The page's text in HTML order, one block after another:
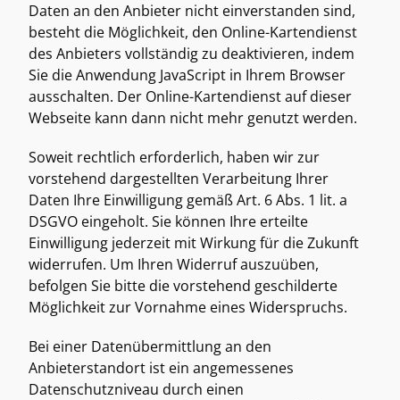
Daten an den Anbieter nicht einverstanden sind,
besteht die Möglichkeit, den Online-Kartendienst
des Anbieters vollständig zu deaktivieren, indem
Sie die Anwendung JavaScript in Ihrem Browser
ausschalten. Der Online-Kartendienst auf dieser
Webseite kann dann nicht mehr genutzt werden.
Soweit rechtlich erforderlich, haben wir zur
vorstehend dargestellten Verarbeitung Ihrer
Daten Ihre Einwilligung gemäß Art. 6 Abs. 1 lit. a
DSGVO eingeholt. Sie können Ihre erteilte
Einwilligung jederzeit mit Wirkung für die Zukunft
widerrufen. Um Ihren Widerruf auszuüben,
befolgen Sie bitte die vorstehend geschilderte
Möglichkeit zur Vornahme eines Widerspruchs.
Bei einer Datenübermittlung an den
Anbieterstandort ist ein angemessenes
Datenschutzniveau durch einen